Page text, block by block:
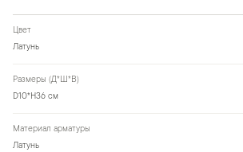
Цвет
Латунь
Размеры (Д*Ш*В)
D10*H36 см
Материал арматуры
Латунь